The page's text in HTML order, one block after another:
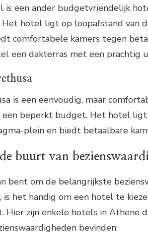
is een ander budgetvriendelijk
hotel ligt op loopafstand van
comfortabele kamers tegen
een dakterras met een prachtig
is een eenvoudig, maar
een beperkt budget. Het hotel
plein en biedt betaalbare
buurt van
bent om de belangrijkste
is het handig om een hotel te
Hier zijn enkele hotels in Athene
bevinden: